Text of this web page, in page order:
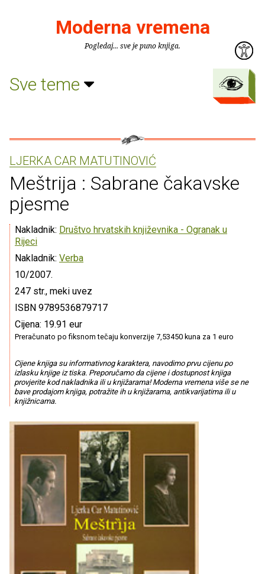
Moderna vremena
Pogledaj... sve je puno knjiga.
Sve teme
LJERKA CAR MATUTINOVIĆ
Meštrija : Sabrane čakavske
pjesme
Nakladnik: Društvo hrvatskih književnika - Ogranak u
Rijeci
Nakladnik: Verba
10/2007.
247 str., meki uvez
ISBN 9789536879717
Cijena: 19.91 eur
Preračunato po fiksnom tečaju konverzije 7,53450 kuna za 1 euro
Cijene knjiga su informativnog karaktera, navodimo prvu cijenu po
izlasku knjige iz tiska. Preporučamo da cijene i dostupnost knjiga
provjerite kod nakladnika ili u knjižarama! Moderna vremena više se ne
bave prodajom knjiga, potražite ih u knjižarama, antikvarijatima ili u
knjižnicama.